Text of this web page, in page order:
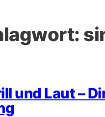
und Laut –